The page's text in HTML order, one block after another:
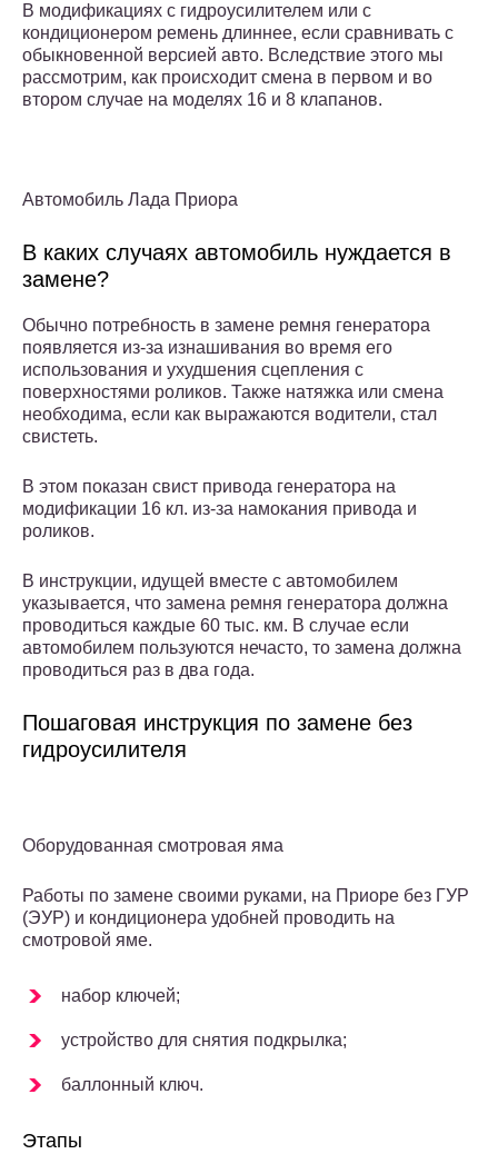
В модификациях с гидроусилителем или с
кондиционером ремень длиннее, если сравнивать с
обыкновенной версией авто. Вследствие этого мы
рассмотрим, как происходит смена в первом и во
втором случае на моделях 16 и 8 клапанов.
Автомобиль Лада Приора
В каких случаях автомобиль нуждается в
замене?
Обычно потребность в замене ремня генератора
появляется из-за изнашивания во время его
использования и ухудшения сцепления с
поверхностями роликов. Также натяжка или смена
необходима, если как выражаются водители, стал
свистеть.
В этом показан свист привода генератора на
модификации 16 кл. из-за намокания привода и
роликов.
В инструкции, идущей вместе с автомобилем
указывается, что замена ремня генератора должна
проводиться каждые 60 тыс. км. В случае если
автомобилем пользуются нечасто, то замена должна
проводиться раз в два года.
Пошаговая инструкция по замене без
гидроусилителя
Оборудованная смотровая яма
Работы по замене своими руками, на Приоре без ГУР
(ЭУР) и кондиционера удобней проводить на
смотровой яме.
набор ключей;
устройство для снятия подкрылка;
баллонный ключ.
Этапы